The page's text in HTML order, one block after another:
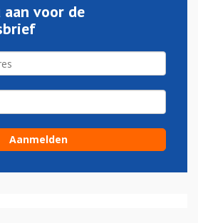
aan voor de